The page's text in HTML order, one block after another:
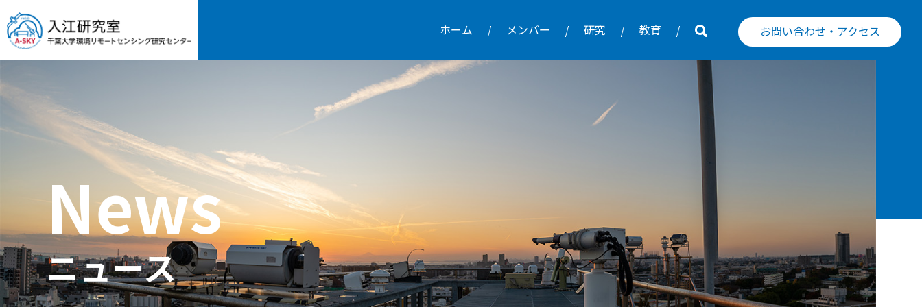
ホーム メンバー 研究 教育 お問い合わせ・アクセス
News
ニュース